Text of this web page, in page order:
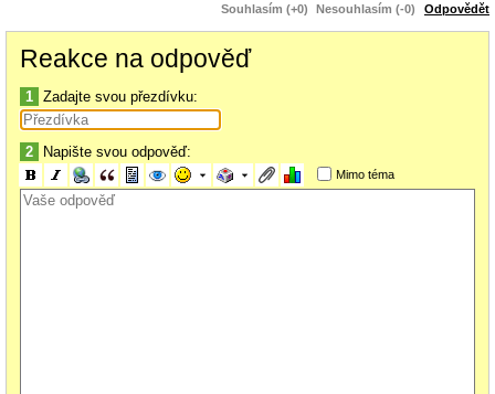
Souhlasím (+0) Nesouhlasím (-0) Odpovědět
Reakce na odpověď
1 Zadajte svou přezdívku:
2 Napište svou odpověď:
Mimo téma